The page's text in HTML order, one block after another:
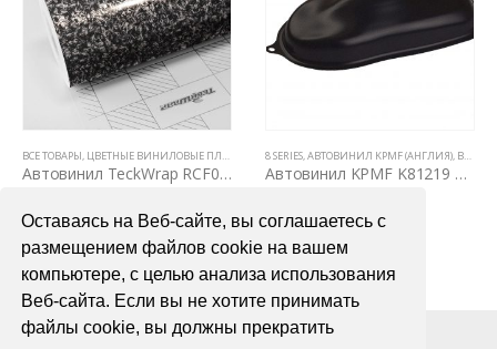
Оставаясь на Веб-сайте, вы соглашаетесь с
размещением файлов cookie на вашем
компьютере, с целью анализа использования
Веб-сайта. Если вы не хотите принимать
файлы cookie, вы должны прекратить
ВСЕ ТОВАРЫ, ЦВЕТНЫЕ ВИНИЛОВЫЕ ПЛЕНКИ АВТОВИНИЛ TECKWRAP ,RCF CAMOUFLAGE &
Автовинил TeckWrap RCF08 Gloss Forged Carbon Lighter version
В КОРЗИНУ
8 SERIES,АВТОВИНИЛ KPMF (АНГЛИЯ), ВСЕ ТОВАРЫ
Автовинил KPMF K81219 черная матовая текстурированная
В КОРЗИНУ